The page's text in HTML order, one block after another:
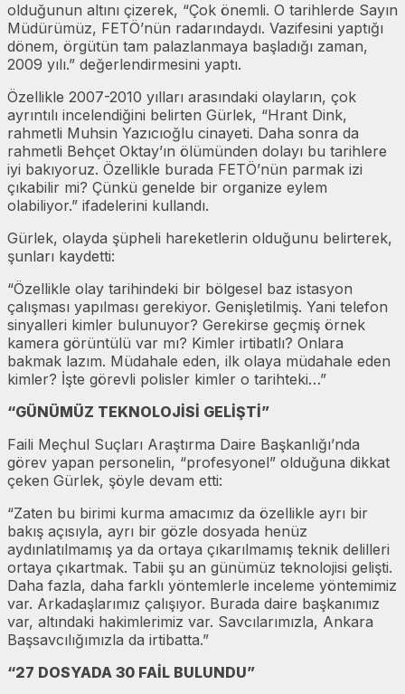
olduğunun altını çizerek, “Çok önemli. O tarihlerde Sayın
Müdürümüz, FETÖ’nün radarındaydı. Vazifesini yaptığı
dönem, örgütün tam palazlanmaya başladığı zaman,
2009 yılı.” değerlendirmesini yaptı.
Özellikle 2007-2010 yılları arasındaki olayların, çok
ayrıntılı incelendiğini belirten Gürlek, “Hrant Dink,
rahmetli Muhsin Yazıcıoğlu cinayeti. Daha sonra da
rahmetli Behçet Oktay’ın ölümünden dolayı bu tarihlere
iyi bakıyoruz. Özellikle burada FETÖ’nün parmak izi
çıkabilir mi? Çünkü genelde bir organize eylem
olabiliyor.” ifadelerini kullandı.
Gürlek, olayda şüpheli hareketlerin olduğunu belirterek,
şunları kaydetti:
“Özellikle olay tarihindeki bir bölgesel baz istasyon
çalışması yapılması gerekiyor. Genişletilmiş. Yani telefon
sinyalleri kimler bulunuyor? Gerekirse geçmiş örnek
kamera görüntülü var mı? Kimler irtibatlı? Onlara
bakmak lazım. Müdahale eden, ilk olaya müdahale eden
kimler? İşte görevli polisler kimler o tarihteki…”
“GÜNÜMÜZ TEKNOLOJİSİ GELİŞTİ”
Faili Meçhul Suçları Araştırma Daire Başkanlığı’nda
görev yapan personelin, “profesyonel” olduğuna dikkat
çeken Gürlek, şöyle devam etti:
“Zaten bu birimi kurma amacımız da özellikle ayrı bir
bakış açısıyla, ayrı bir gözle dosyada henüz
aydınlatılmamış ya da ortaya çıkarılmamış teknik delilleri
ortaya çıkartmak. Tabii şu an günümüz teknolojisi gelişti.
Daha fazla, daha farklı yöntemlerle inceleme yöntemimiz
var. Arkadaşlarımız çalışıyor. Burada daire başkanımız
var, altındaki hakimlerimiz var. Savcılarımızla, Ankara
Başsavcılığımızla da irtibatta.”
“27 DOSYADA 30 FAİL BULUNDU”